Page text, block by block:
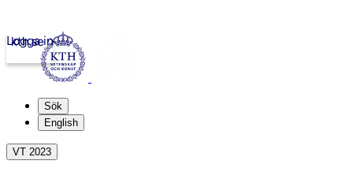
kth.se
Logga in
Sök
English
VT 2023